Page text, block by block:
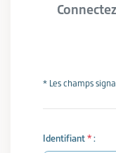
* Les champs
Identifiant*: